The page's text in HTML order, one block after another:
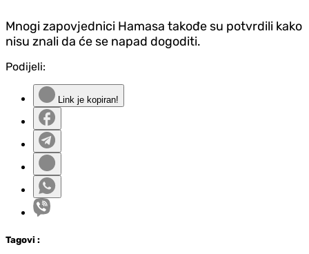
Mnogi zapovjednici Hamasa takođe su potvrdili kako
nisu znali da će se napad dogoditi.
Podijeli:
Link je kopiran!
Tagovi :